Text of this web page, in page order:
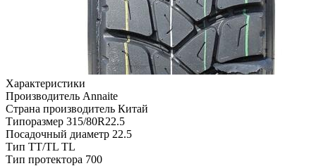
Характеристики
Производитель Annaite
Страна производитель Китай
Типоразмер 315/80R22.5
Посадочный диаметр 22.5
Тип TT/TL TL
Тип протектора 700